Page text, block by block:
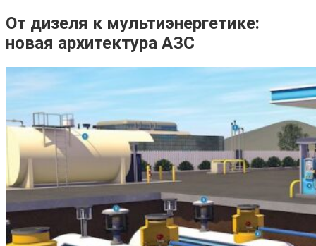
От дизеля к мультиэнергетике:
новая архитектура АЗС